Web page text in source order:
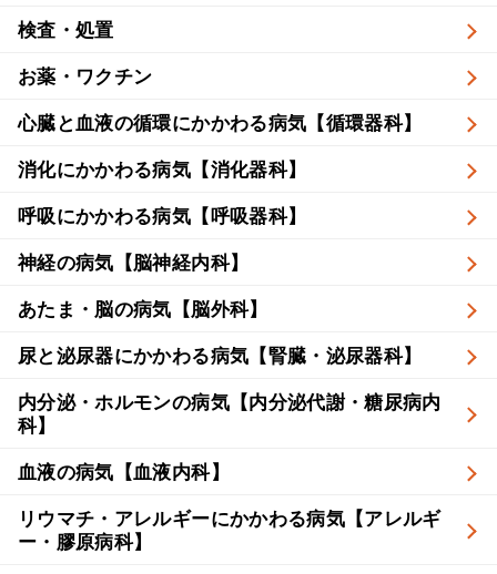
検査・処置
お薬・ワクチン
心臓と血液の循環にかかわる病気【循環器科】
消化にかかわる病気【消化器科】
呼吸にかかわる病気【呼吸器科】
神経の病気【脳神経内科】
あたま・脳の病気【脳外科】
尿と泌尿器にかかわる病気【腎臓・泌尿器科】
内分泌・ホルモンの病気【内分泌代謝・糖尿病内
科】
血液の病気【血液内科】
リウマチ・アレルギーにかかわる病気【アレルギ
ー・膠原病科】